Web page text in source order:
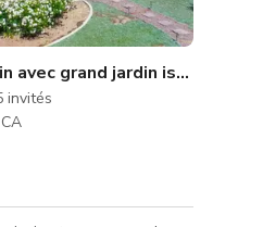
avec grand jardin isolé et
invités